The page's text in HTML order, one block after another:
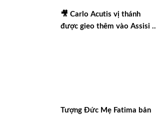
🎥 Carlo Acutis vị thánh
được gieo thêm vào Assisi |
Tượng Đức Mẹ Fatima bản